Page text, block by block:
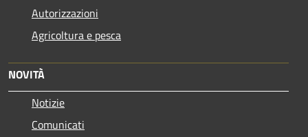
Autorizzazioni
Agricoltura e pesca
NOVITÀ
Notizie
Comunicati